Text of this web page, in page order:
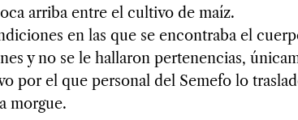
arriba entre el cultivo de maíz.
en las que se encontraba el
y no se le hallaron pertenencias,
por el que personal del Semefo lo
morgue.